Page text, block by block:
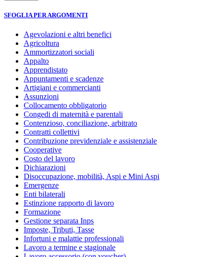
SFOGLIA PER ARGOMENTI
Agevolazioni e altri benefici
Agricoltura
Ammortizzatori sociali
Appalto
Apprendistato
Appuntamenti e scadenze
Artigiani e commercianti
Assunzioni
Collocamento obbligatorio
Congedi di maternità e parentali
Contenzioso, conciliazione, arbitrato
Contratti collettivi
Contribuzione previdenziale e assistenziale
Cooperative
Costo del lavoro
Dichiarazioni
Disoccupazione, mobilità, Aspi e Mini Aspi
Emergenze
Enti bilaterali
Estinzione rapporto di lavoro
Formazione
Gestione separata Inps
Imposte, Tributi, Tasse
Infortuni e malattie professionali
Lavoro a termine e stagionale